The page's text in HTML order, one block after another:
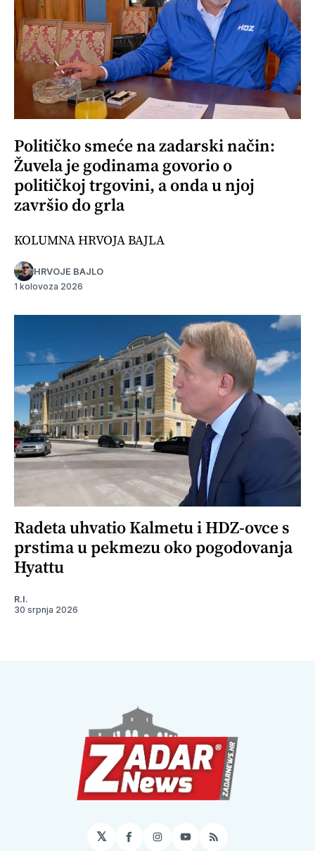
Političko smeće na zadarski način:
Žuvela je godinama govorio o
političkoj trgovini, a onda u njoj
završio do grla
KOLUMNA HRVOJA BAJLA
HRVOJE BAJLO
1 kolovoza 2026
Radeta uhvatio Kalmetu i HDZ-ovce s
prstima u pekmezu oko pogodovanja
Hyattu
R.I.
30 srpnja 2026
𝕏 Facebook
Instagram
YouTube
RSS